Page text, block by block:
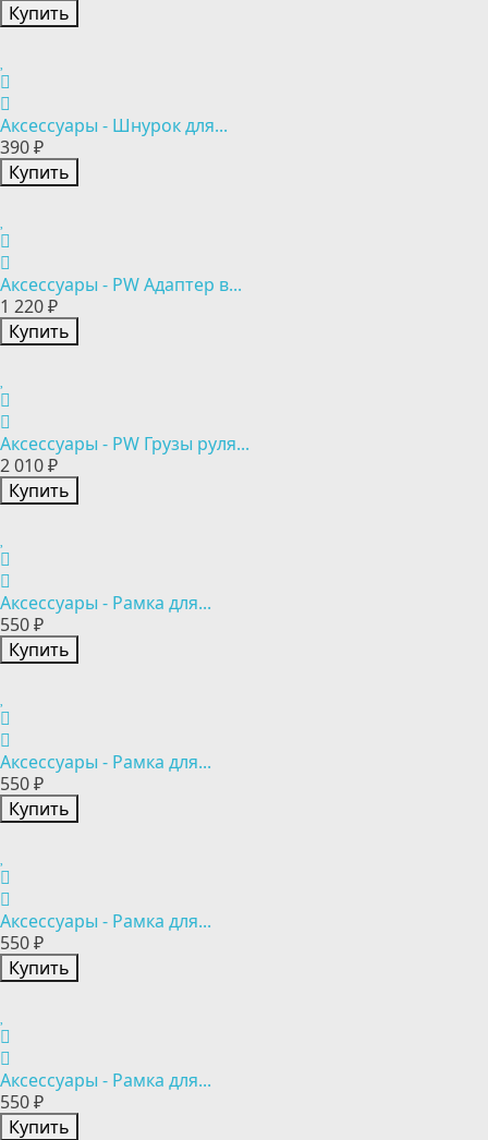
Купить
Аксессуары - Шнурок для...
390 ₽
Купить
Аксессуары - PW Адаптер в...
1 220 ₽
Купить
Аксессуары - PW Грузы руля...
2 010 ₽
Купить
Аксессуары - Рамка для...
550 ₽
Купить
Аксессуары - Рамка для...
550 ₽
Купить
Аксессуары - Рамка для...
550 ₽
Купить
Аксессуары - Рамка для...
550 ₽
Купить